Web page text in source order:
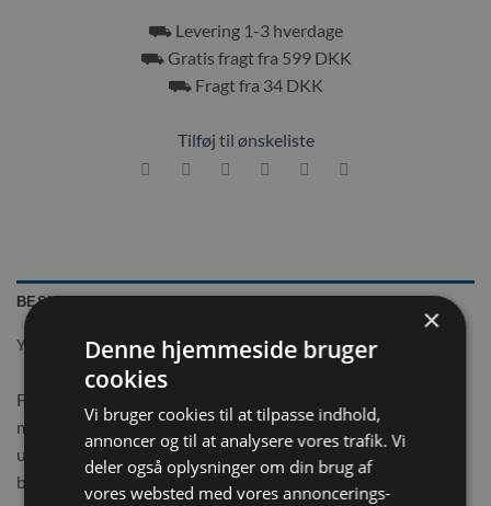
⛟ Levering 1-3 hverdage
⛟ Gratis fragt fra 599 DKK
⛟ Fragt fra 34 DKK
Tilføj til ønskeliste
BESKRIVELSE
YDERLIGERE INFORMATION
Flamingo Clavio Rund Seng til dværgkaniner. Sengen er
meget blød inde i med dens plys og har flotte farver
udvendig. Alletiders seng så din dværgkanin altid ligger i det
bedste.
×
Denne hjemmeside bruger
cookies
Vi bruger cookies til at tilpasse indhold,
annoncer og til at analysere vores trafik. Vi
deler også oplysninger om din brug af
vores websted med vores annoncerings-